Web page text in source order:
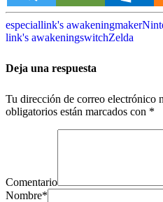
especiallink's awakeningmaker
link's awakeningswitchZelda
Deja una respuesta
Tu dirección de correo electrónico
obligatorios están marcados con *
Comentario
Nombre*